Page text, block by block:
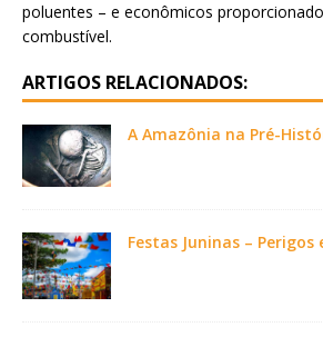
poluentes – e econômicos
combustível.
ARTIGOS RELACIONADOS:
A Amazônia na Pré-
Festas Juninas – Perigos